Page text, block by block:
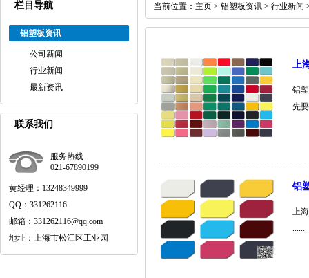
栏目导航
铝塑板资讯
公司新闻
行业新闻
最新资讯
联系我们
服务热线
021-67890199
黄经理：13248349999
QQ：331262116
邮箱：331262116@qq.com
地址：上海市松江区工业园
当前位置： 主页 > 铝塑板资讯 > 行业新闻
上
铝
先
铝
上